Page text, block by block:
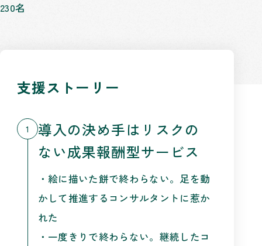
230名
支援ストーリー
1
導入の決め手はリスクの
ない成果報酬型サービス
・絵に描いた餅で終わらない。足を動
かして推進するコンサルタントに惹か
れた
・一度きりで終わらない。継続したコ